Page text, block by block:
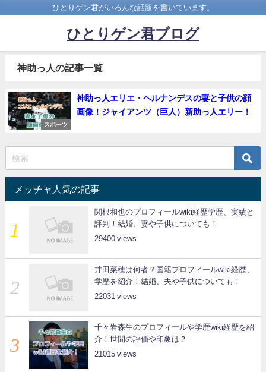
ひとりゲン君がいろんな話題を書いています。
ひとりゲン君ブログ
神助っ人の記事一覧
スポーツ
神助っ人エリエ・ヘルナンデスの妻と子供の顔
画像！ジャイアンツ（巨人）新助っ人エリー！
メッチャ人気の記事
関根和也のプロフィールwiki経歴学歴、実績と
評判！結婚、妻や子供についても！
29400
井田菜穂は何者？国籍プロフィールwiki経歴、
学歴を紹介！結婚、夫や子供についても！
22031
千々岩森生のプロフィールや学歴wiki経歴を紹
介！世間の評価や印象は？
21015